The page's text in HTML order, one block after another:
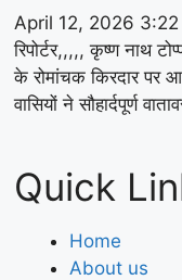
April 12, 2026
रिपोर्टर,,,,, कृष्ण नाथ
के रोमांचक किरदार पर
वासियों ने सौहार्दपूर्ण
Quick
Home
About us